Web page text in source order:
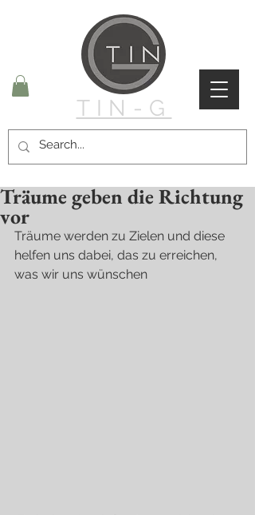
TIN-G
Träume geben die Richtung
vor
Träume werden zu Zielen und diese
helfen uns dabei, das zu erreichen,
was wir uns wünschen